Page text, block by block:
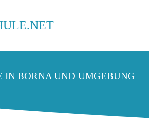
IN BORNA UND UMGEBUNG